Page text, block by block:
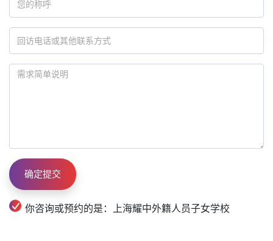
你咨询或预约的是：上海耀中外籍人员子女学校